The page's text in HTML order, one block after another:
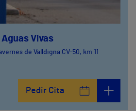
Vivas
de Valldigna CV-50, km 11
Pedir Cita